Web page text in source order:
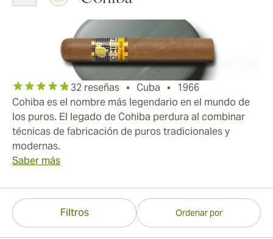
32 reseñas Cuba
1966
Cohiba es el nombre más legendario en el mundo de
los puros. El legado de Cohiba perdura al combinar
técnicas de fabricación de puros tradicionales y
modernas.
Saber más
Ordenar por
Filtros